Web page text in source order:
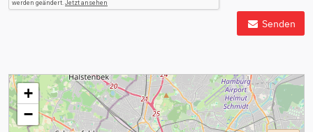
Senden
+
−